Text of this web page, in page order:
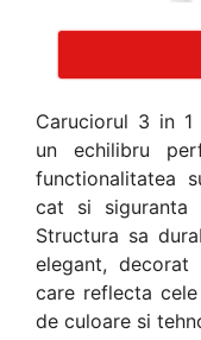
Caruciorul 3 in 1
un echilibru
functionalitatea
cat si siguranta
Structura sa
elegant,
care reflecta
de culoare si